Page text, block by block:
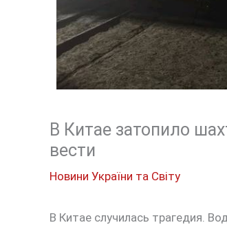
В Китае затопило
вести
Новини України та Світу
В Китае случилась трагедия.